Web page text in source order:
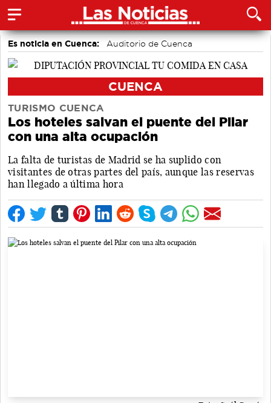
Es noticia en Cuenca: Auditorio de Cuenca
CUENCA
TURISMO CUENCA
Los hoteles salvan el puente del Pilar
con una alta ocupación
La falta de turistas de Madrid se ha suplido con
visitantes de otras partes del país, aunque las reservas
han llegado a última hora